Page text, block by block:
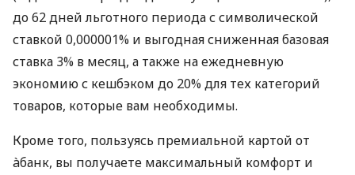
до 62 дней льготного периода с символической
ставкой 0,000001% и выгодная сниженная базовая
ставка 3% в месяц, а также на ежедневную
экономию с кешбэком до 20% для тех категорий
товаров, которые вам необходимы.
Кроме того, пользуясь премиальной картой от
àбанк, вы получаете максимальный комфорт и